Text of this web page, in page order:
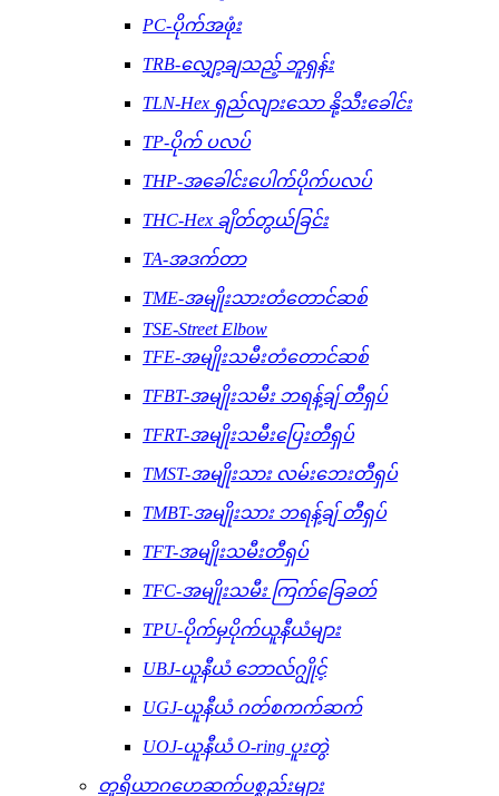
PC-ပိုက်အဖုံး
TRB-လျှော့ချသည့် ဘူရှန်း
TLN-Hex ရှည်လျားသော နို့သီးခေါင်း
TP-ပိုက် ပလပ်
THP-အခေါင်းပေါက်ပိုက်ပလပ်
THC-Hex ချိတ်တွယ်ခြင်း
TA-အဒက်တာ
TME-အမျိုးသားတံတောင်ဆစ်
TSE-Street Elbow
TFE-အမျိုးသမီးတံတောင်ဆစ်
TFBT-အမျိုးသမီး ဘရန့်ချ် တီရှပ်
TFRT-အမျိုးသမီးပြေးတီရှပ်
TMST-အမျိုးသား လမ်းဘေးတီရှပ်
TMBT-အမျိုးသား ဘရန့်ချ် တီရှပ်
TFT-အမျိုးသမီးတီရှပ်
TFC-အမျိုးသမီး ကြက်ခြေခတ်
TPU-ပိုက်မှပိုက်ယူနီယံများ
UBJ-ယူနီယံ ဘောလ်ဂျွိုင့်
UGJ-ယူနီယံ ဂတ်စကက်ဆက်
UOJ-ယူနီယံ O-ring ပူးတွဲ
တူရိယာဂဟေဆက်ပစ္စည်းများ